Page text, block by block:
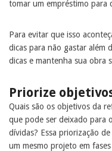
tomar um empréstimo para
Para evitar que isso
dicas para não gastar além
dicas e mantenha sua obra
Priorize
Quais são os objetivos da
que pode ser deixado para
dívidas? Essa priorização
um mesmo projeto em